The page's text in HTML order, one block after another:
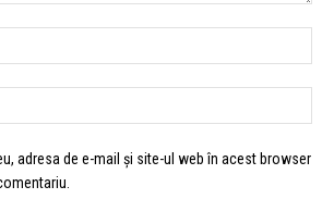
adresa de e-mail și site-ul web în acest browser